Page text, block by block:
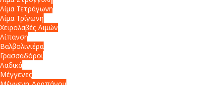
Λίμα Τετράγωνη
Λίμα Τρίγωνη
Χειρολαβές Λιμών
Λίπανση
Βαλβολινιέρα
Γρασσαδόροι
Λαδικά
Μέγγενες